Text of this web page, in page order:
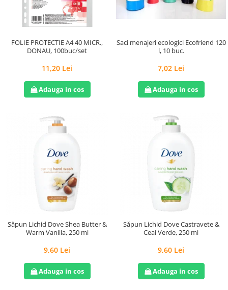
FOLIE PROTECTIE A4 40 MICR.,
DONAU, 100buc/set
11,20 Lei
Adauga in cos
Saci menajeri ecologici Ecofriend 120
l, 10 buc.
7,02 Lei
Adauga in cos
Săpun Lichid Dove Shea Butter &
Warm Vanilla, 250 ml
9,60 Lei
Adauga in cos
Săpun Lichid Dove Castravete &
Ceai Verde, 250 ml
9,60 Lei
Adauga in cos